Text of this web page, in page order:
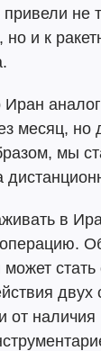
не
но и к
Иран
месяц, но
мы
в
двух
от наличия